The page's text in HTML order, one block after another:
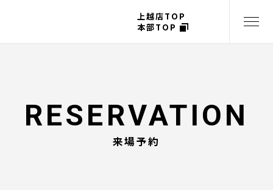
上越店TOP
本部TOP
来場予約